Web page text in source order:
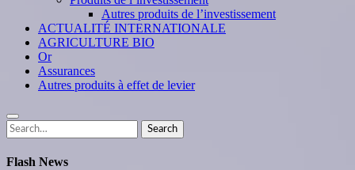
Autres produits de l’investissement
ACTUALITÉ INTERNATIONALE
AGRICULTURE BIO
Or
Assurances
Autres produits à effet de levier
Search
for:
Search
Flash News